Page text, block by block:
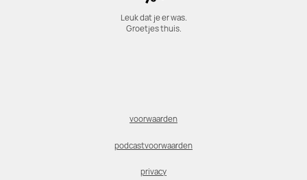
Leuk dat je er was.
Groetjes thuis.
voorwaarden
podcastvoorwaarden
privacy